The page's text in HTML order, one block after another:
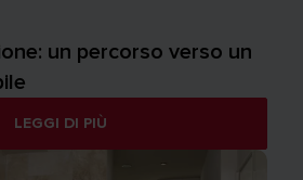
un percorso verso un
LEGGI DI PIÙ